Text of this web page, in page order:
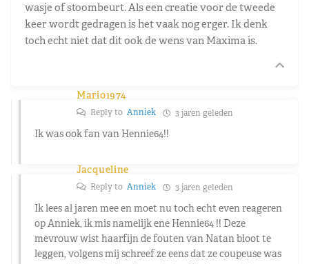
wasje of stoombeurt. Als een creatie voor de tweede
keer wordt gedragen is het vaak nog erger. Ik denk
toch echt niet dat dit ook de wens van Maxima is.
Mario1974
Reply to Anniek 3 jaren geleden
Ik was ook fan van Hennie64!!
Jacqueline
Reply to Anniek 3 jaren geleden
Ik lees al jaren mee en moet nu toch echt even reageren
op Anniek, ik mis namelijk ene Hennie64 !! Deze
mevrouw wist haarfijn de fouten van Natan bloot te
leggen, volgens mij schreef ze eens dat ze coupeuse was